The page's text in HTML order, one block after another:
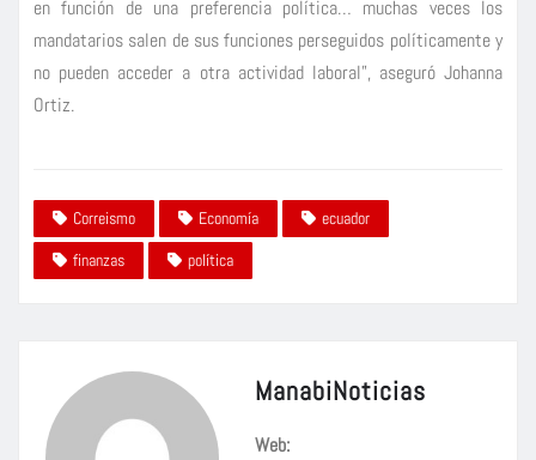
en función de una preferencia política… muchas veces los
mandatarios salen de sus funciones perseguidos políticamente y
no pueden acceder a otra actividad laboral”, aseguró Johanna
Ortiz.
Correismo Economía
ecuador
finanzas
política
ManabiNoticias
Web: